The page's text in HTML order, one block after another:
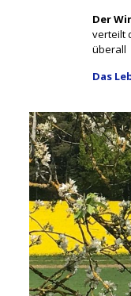
Der
verteilt
überall
Das